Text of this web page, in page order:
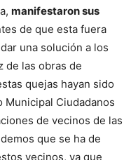
manifestaron sus
de que esta fuera
una solución a los
de las obras de
quejas hayan sido
Municipal Ciudadanos
de vecinos de las
que se ha de
vecinos, ya que